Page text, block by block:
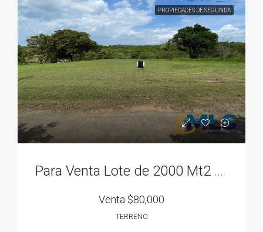
PROPIEDADES DE SEGUNDA
Para Venta Lote de 2000 Mt2 en Rodeo Viejo, cerca de todo!
Venta $80,000
TERRENO